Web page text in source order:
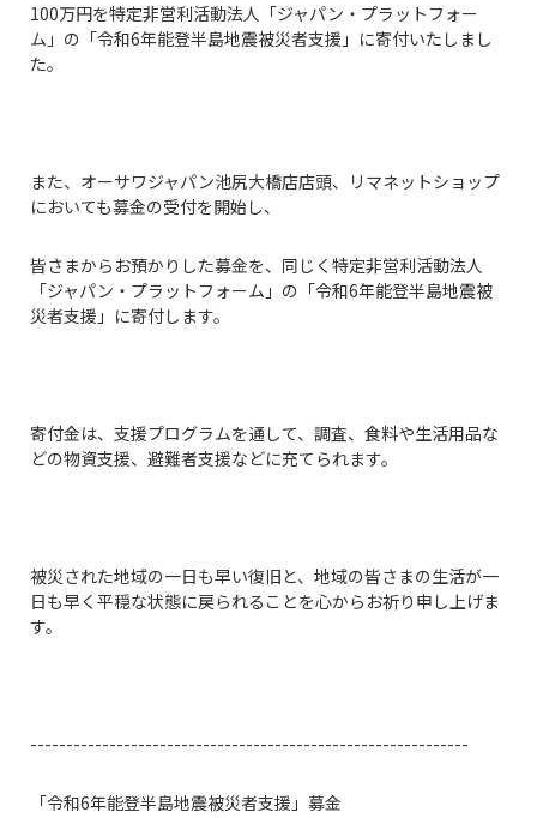
100万円を特定非営利活動法人「ジャパン・プラットフォー
ム」の「令和6年能登半島地震被災者支援」に寄付いたしまし
た。
また、オーサワジャパン池尻大橋店店頭、リマネットショップ
においても募金の受付を開始し、
皆さまからお預かりした募金を、同じく特定非営利活動法人
「ジャパン・プラットフォーム」の「令和6年能登半島地震被
災者支援」に寄付します。
寄付金は、支援プログラムを通して、調査、食料や生活用品な
どの物資支援、避難者支援などに充てられます。
被災された地域の一日も早い復旧と、地域の皆さまの生活が一
日も早く平穏な状態に戻られることを心からお祈り申し上げま
す。
-------------------------------------------------------------
「令和6年能登半島地震被災者支援」募金